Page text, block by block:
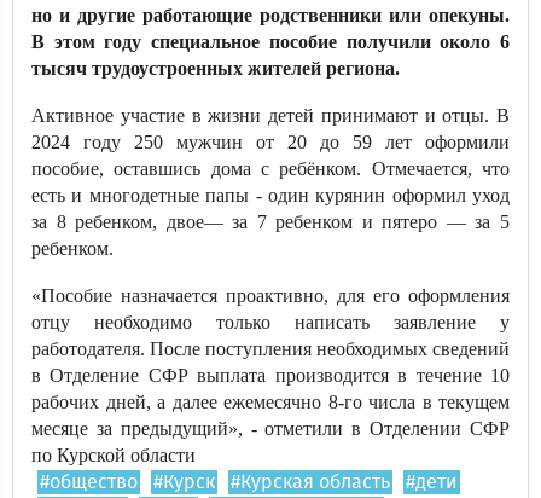
но и другие работающие родственники или опекуны.
В этом году специальное пособие получили около 6
тысяч трудоустроенных жителей региона.
Активное участие в жизни детей принимают и отцы. В
2024 году 250 мужчин от 20 до 59 лет оформили
пособие, оставшись дома с ребёнком. Отмечается, что
есть и многодетные папы - один курянин оформил уход
за 8 ребенком, двое— за 7 ребенком и пятеро — за 5
ребенком.
«Пособие назначается проактивно, для его оформления
отцу необходимо только написать заявление у
работодателя. После поступления необходимых сведений
в Отделение СФР выплата производится в течение 10
рабочих дней, а далее ежемесячно 8-го числа в текущем
месяце за предыдущий», - отметили в Отделении СФР
по Курской области
#общество #Курск #Курская область
#дети